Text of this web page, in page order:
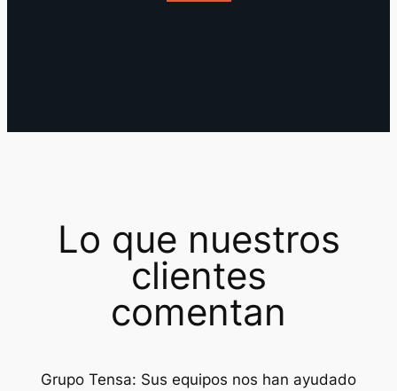
Lo que nuestros
clientes
comentan
Grupo Tensa: Sus equipos nos han ayudado